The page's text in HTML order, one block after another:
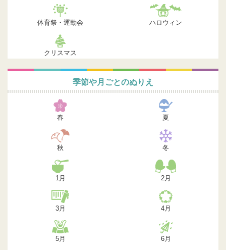
体育祭・運動会 ハロウィン
クリスマス
季節や月ごとのぬりえ
春 夏
秋 冬
1月 2月
3月 4月
5月 6月